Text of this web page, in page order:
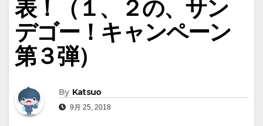
表！（１、２の、サン
デゴー！キャンペーン
第３弾）
By Katsuo
9月 25, 2018